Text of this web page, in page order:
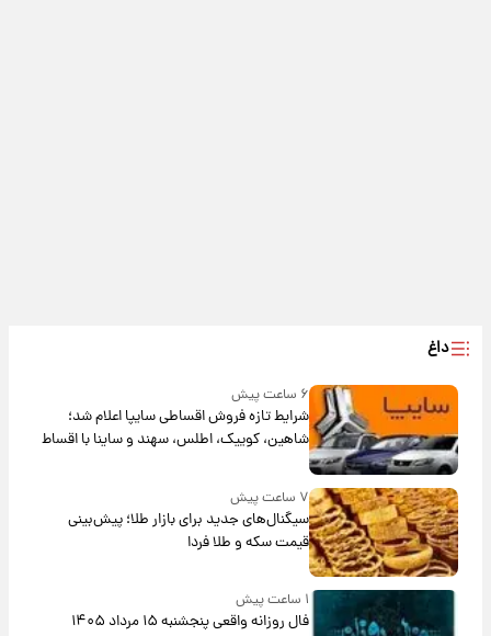
داغ
۶ ساعت پیش
شرایط تازه فروش اقساطی سایپا اعلام شد؛
شاهین، کوییک، اطلس، سهند و ساینا با اقساط
بلندمدت + جدول
۷ ساعت پیش
سیگنال‌های جدید برای بازار طلا؛ پیش‌بینی
قیمت سکه و طلا فردا
۱ ساعت پیش
فال روزانه واقعی پنجشنبه ۱۵ مرداد ۱۴۰۵